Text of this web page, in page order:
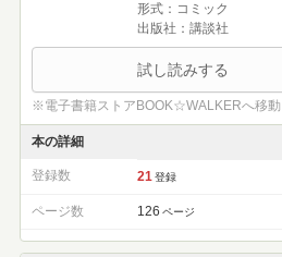
形式：コミック
出版社：講談社
試し読みする
※電子書籍ストアBOOK☆WALKERへ移動
本の詳細
登録数 21 登録
ページ数 126 ページ